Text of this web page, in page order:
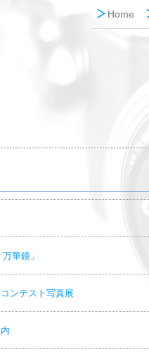
Home
華鏡」
ンテスト写真展